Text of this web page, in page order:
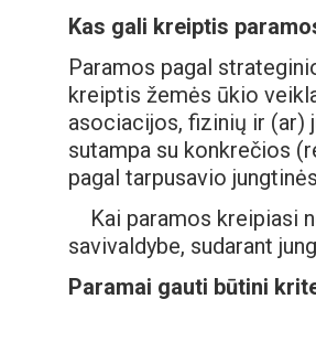
Kas gali kreiptis
Paramos pagal
kreiptis žemės ūkio
asociacijos, fizinių ir (ar)
sutampa su konkrečios
pagal tarpusavio
Kai paramos kreipiasi
savivaldybe, sudarant
Paramai gauti būtini